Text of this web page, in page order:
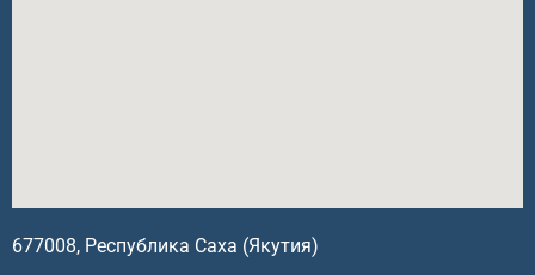
677008, Республика Саха (Якутия)